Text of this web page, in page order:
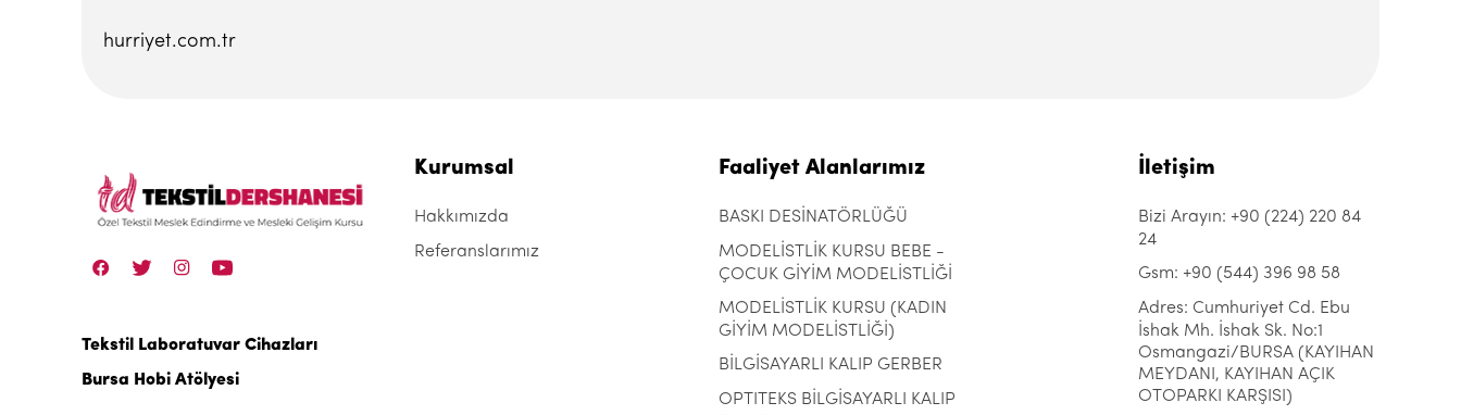
hurriyet.com.tr
Tekstil Laboratuvar Cihazları
Bursa Hobi Atölyesi
Kurumsal
Hakkımızda
Referanslarımız
Faaliyet Alanlarımız
BASKI DESİNATÖRLÜĞÜ
MODELİSTLİK KURSU BEBE -
ÇOCUK GİYİM MODELİSTLİĞİ
MODELİSTLİK KURSU (KADIN
GİYİM MODELİSTLİĞİ)
BİLGİSAYARLI KALIP GERBER
OPTITEKS BİLGİSAYARLI KALIP
İletişim
Bizi Arayın: +90 (224) 220 84
24
Gsm: +90 (544) 396 98 58
Adres: Cumhuriyet Cd. Ebu
İshak Mh. İshak Sk. No:1
Osmangazi/BURSA (KAYIHAN
MEYDANI, KAYIHAN AÇIK
OTOPARKI KARŞISI)